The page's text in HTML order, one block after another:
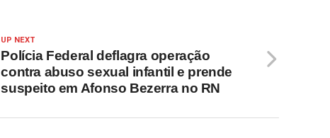
UP NEXT
Polícia Federal deflagra operação
contra abuso sexual infantil e prende
suspeito em Afonso Bezerra no RN